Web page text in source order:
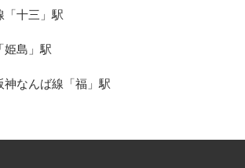
「十三」駅
姫島」駅
神なんば線「福」駅